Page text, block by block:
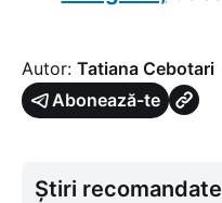
Autor: Tatiana Cebotari
Abonează-te
Știri recomandate